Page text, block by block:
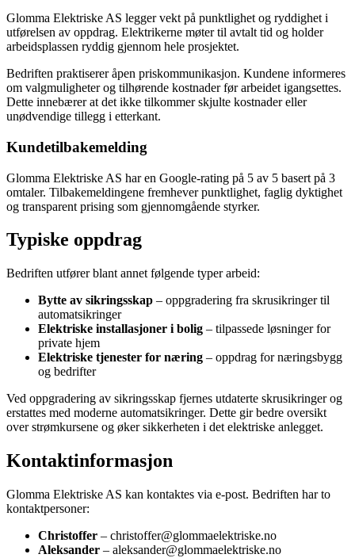
Glomma Elektriske AS legger vekt på punktlighet og ryddighet i
utførelsen av oppdrag. Elektrikerne møter til avtalt tid og holder
arbeidsplassen ryddig gjennom hele prosjektet.
Bedriften praktiserer åpen priskommunikasjon. Kundene informeres
om valgmuligheter og tilhørende kostnader før arbeidet igangsettes.
Dette innebærer at det ikke tilkommer skjulte kostnader eller
unødvendige tillegg i etterkant.
Kundetilbakemelding
Glomma Elektriske AS har en Google-rating på 5 av 5 basert på 3
omtaler. Tilbakemeldingene fremhever punktlighet, faglig dyktighet
og transparent prising som gjennomgående styrker.
Typiske oppdrag
Bedriften utfører blant annet følgende typer arbeid:
Bytte av sikringsskap – oppgradering fra skrusikringer til
automatsikringer
Elektriske installasjoner i bolig – tilpassede løsninger for
private hjem
Elektriske tjenester for næring – oppdrag for næringsbygg
og bedrifter
Ved oppgradering av sikringsskap fjernes utdaterte skrusikringer og
erstattes med moderne automatsikringer. Dette gir bedre oversikt
over strømkursene og øker sikkerheten i det elektriske anlegget.
Kontaktinformasjon
Glomma Elektriske AS kan kontaktes via e-post. Bedriften har to
kontaktpersoner:
Christoffer – christoffer@glommaelektriske.no
Aleksander – aleksander@glommaelektriske.no